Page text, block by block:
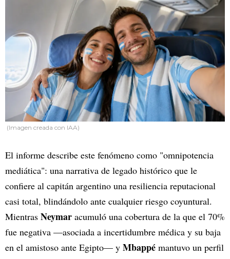
(Imagen creada con IAA)
El informe describe este fenómeno como "omnipotencia
mediática": una narrativa de legado histórico que le
confiere al capitán argentino una resiliencia reputacional
casi total, blindándolo ante cualquier riesgo coyuntural.
Mientras Neymar acumuló una cobertura de la que el 70%
fue negativa —asociada a incertidumbre médica y su baja
en el amistoso ante Egipto— y Mbappé mantuvo un perfil